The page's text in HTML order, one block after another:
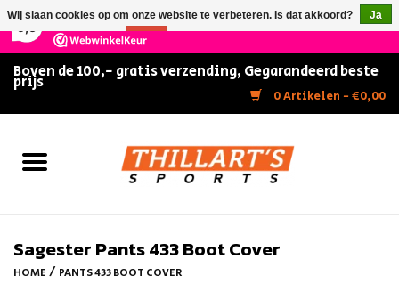
147 Reviews ×
Boven de 100,- gratis verzending, Gegarandeerd beste
prijs
0 Artikelen - €0,00
Home
Sagester Pants 433 Boot Cover
HOME / PANTS 433 BOOT COVER
Wij slaan cookies op om onze website te verbeteren. Is dat akkoord?
Ja
Nee